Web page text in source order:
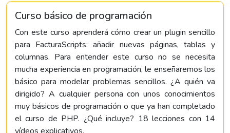
Curso básico de programación
Con este curso aprenderá cómo crear un plugin sencillo
para FacturaScripts: añadir nuevas páginas, tablas y
columnas. Para entender este curso no se necesita
mucha experiencia en programación, le enseñaremos los
básico para modelar problemas sencillos. ¿A quién va
dirigido? A cualquier persona con unos conocimientos
muy básicos de programación o que ya han completado
el curso de PHP. ¿Qué incluye? 18 lecciones con 14